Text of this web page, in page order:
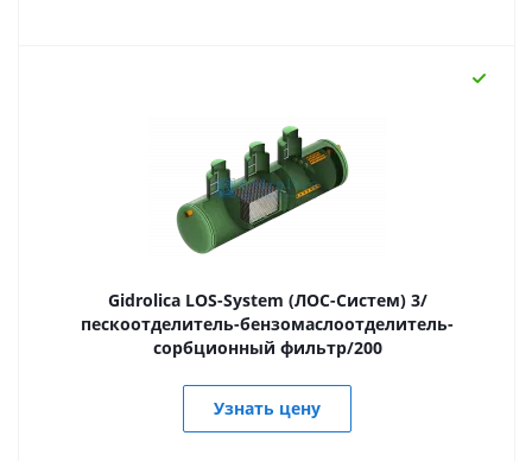
Gidrolica LOS-System (ЛОС-Систем) 3/
пескоотделитель-бензомаслоотделитель-
сорбционный фильтр/200
Узнать цену